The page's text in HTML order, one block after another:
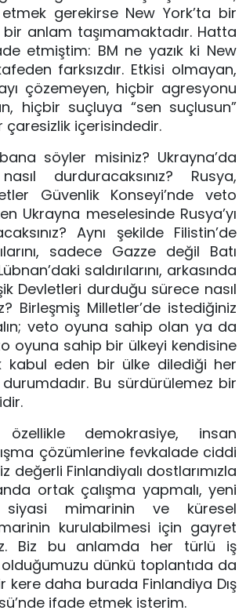
gerekirse New York’ta bir
anlam taşımamaktadır. Hatta
etmiştim: BM ne yazık ki New
farksızdır. Etkisi olmayan,
çözemeyen, hiçbir agresyonu
hiçbir suçluya “sen suçlusun”
çaresizlik içerisindedir.
söyler misiniz? Ukrayna’da
durduracaksınız? Rusya,
Güvenlik Konseyi’nde veto
Ukrayna meselesinde Rusya’yı
Aynı şekilde Filistin’de
sadece Gazze değil Batı
saldırılarını, arkasında
Devletleri durduğu sürece nasıl
Birleşmiş Milletler’de istediğiniz
veto oyuna sahip olan ya da
oyuna sahip bir ülkeyi kendisine
kabul eden bir ülke dilediği her
Bu sürdürülemez bir
demokrasiye, insan
çözümlerine fevkalade ciddi
değerli Finlandiyalı dostlarımızla
ortak çalışma yapmalı, yeni
mimarinin ve küresel
kurulabilmesi için gayret
Biz bu anlamda her türlü iş
olduğumuzu dünkü toplantıda da
kere daha burada Finlandiya Dış
ifade etmek isterim.